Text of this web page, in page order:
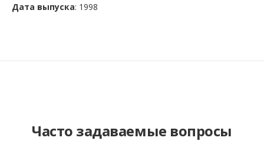
Дата выпуска: 1998
Часто задаваемые вопросы